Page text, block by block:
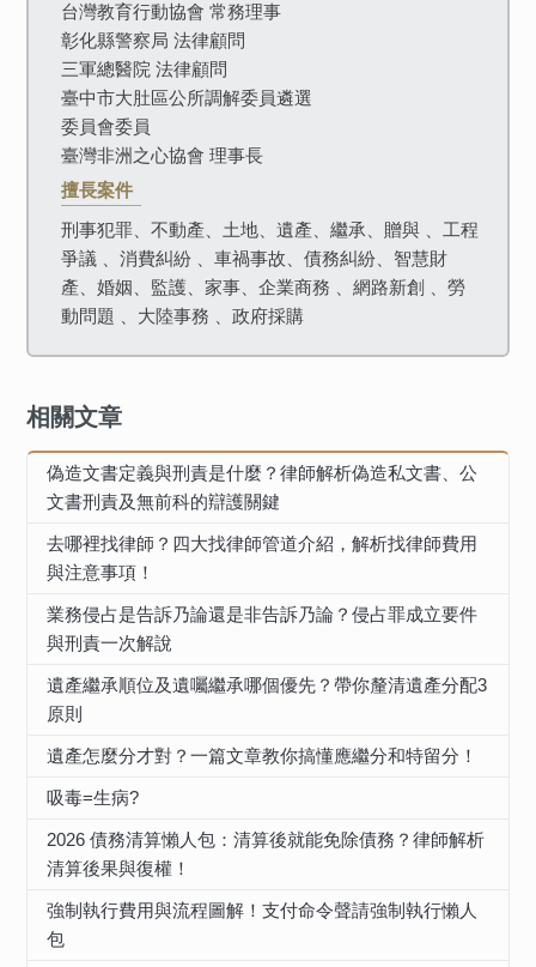
台灣教育行動協會 常務理事
彰化縣警察局 法律顧問
三軍總醫院 法律顧問
臺中市大肚區公所調解委員遴選
委員會委員
臺灣非洲之心協會 理事長
擅長案件
刑事犯罪、不動產、土地、遺產、繼承、贈與 、工程
爭議 、消費糾紛 、車禍事故、債務糾紛、智慧財
產、婚姻、監護、家事、企業商務 、網路新創 、勞
動問題 、大陸事務 、政府採購
相關文章
偽造文書定義與刑責是什麼？律師解析偽造私文書、公
文書刑責及無前科的辯護關鍵
去哪裡找律師？四大找律師管道介紹，解析找律師費用
與注意事項！
業務侵占是告訴乃論還是非告訴乃論？侵占罪成立要件
與刑責一次解說
遺產繼承順位及遺囑繼承哪個優先？帶你釐清遺產分配3
原則
遺產怎麼分才對？一篇文章教你搞懂應繼分和特留分！
吸毒=生病?
2026 債務清算懶人包：清算後就能免除債務？律師解析
清算後果與復權！
強制執行費用與流程圖解！支付命令聲請強制執行懶人
包